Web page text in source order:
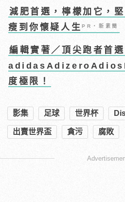
減肥首選，檸檬加它，
瘦到你懷疑人生PR・新素簡
編輯實著／頂尖跑者首選
度極限！
影集 足球 世界杯
出賣世界盃 貪污 腐敗